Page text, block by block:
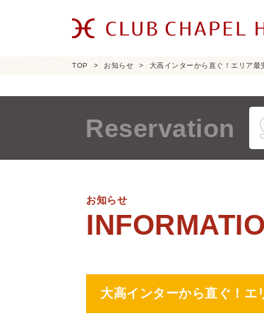
TOP お知らせ 大高インターから直ぐ！エリア
Reservation
お知らせ
大高インターから直ぐ！